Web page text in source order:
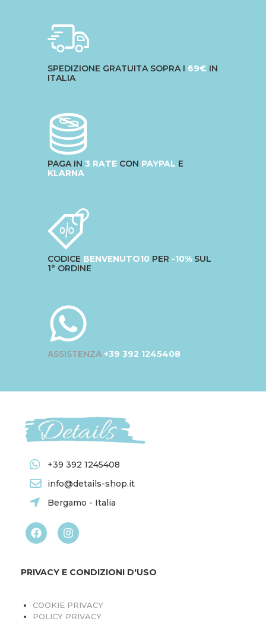
SPEDIZIONE GRATUITA SOPRA I 69€ IN
ITALIA
PAGA IN 3 RATE CON PAYPAL E
KLARNA
CODICE BENVENUTO10 PER -10% SUL
1° ORDINE
ASSISTENZA +39 392 1245408
+39 392 1245408
info@details-shop.it
Bergamo - Italia
PRIVACY E CONDIZIONI D'USO
COOKIE PRIVACY
POLICY PRIVACY